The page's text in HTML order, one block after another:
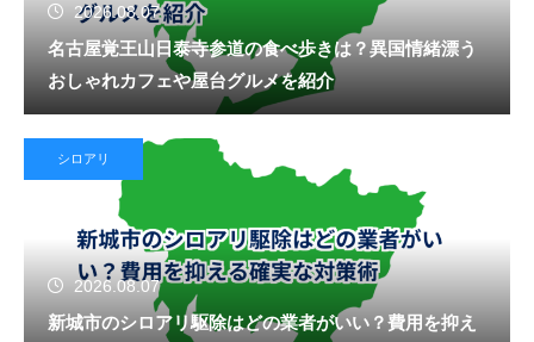
2026.08.07
名古屋覚王山日泰寺参道の食べ歩きは？異国情緒漂う
おしゃれカフェや屋台グルメを紹介
シロアリ
2026.08.07
新城市のシロアリ駆除はどの業者がいい？費用を抑え